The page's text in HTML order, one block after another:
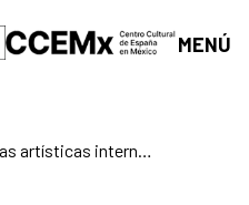
MENÚ
2do programa de residencias artísticas internacionales en la Escuela de Arte Talavera